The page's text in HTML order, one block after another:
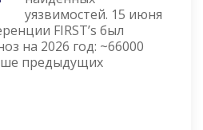
уязвимостей. 15 июня
FIRST’s был
на 2026 год: ~66000
предыдущих